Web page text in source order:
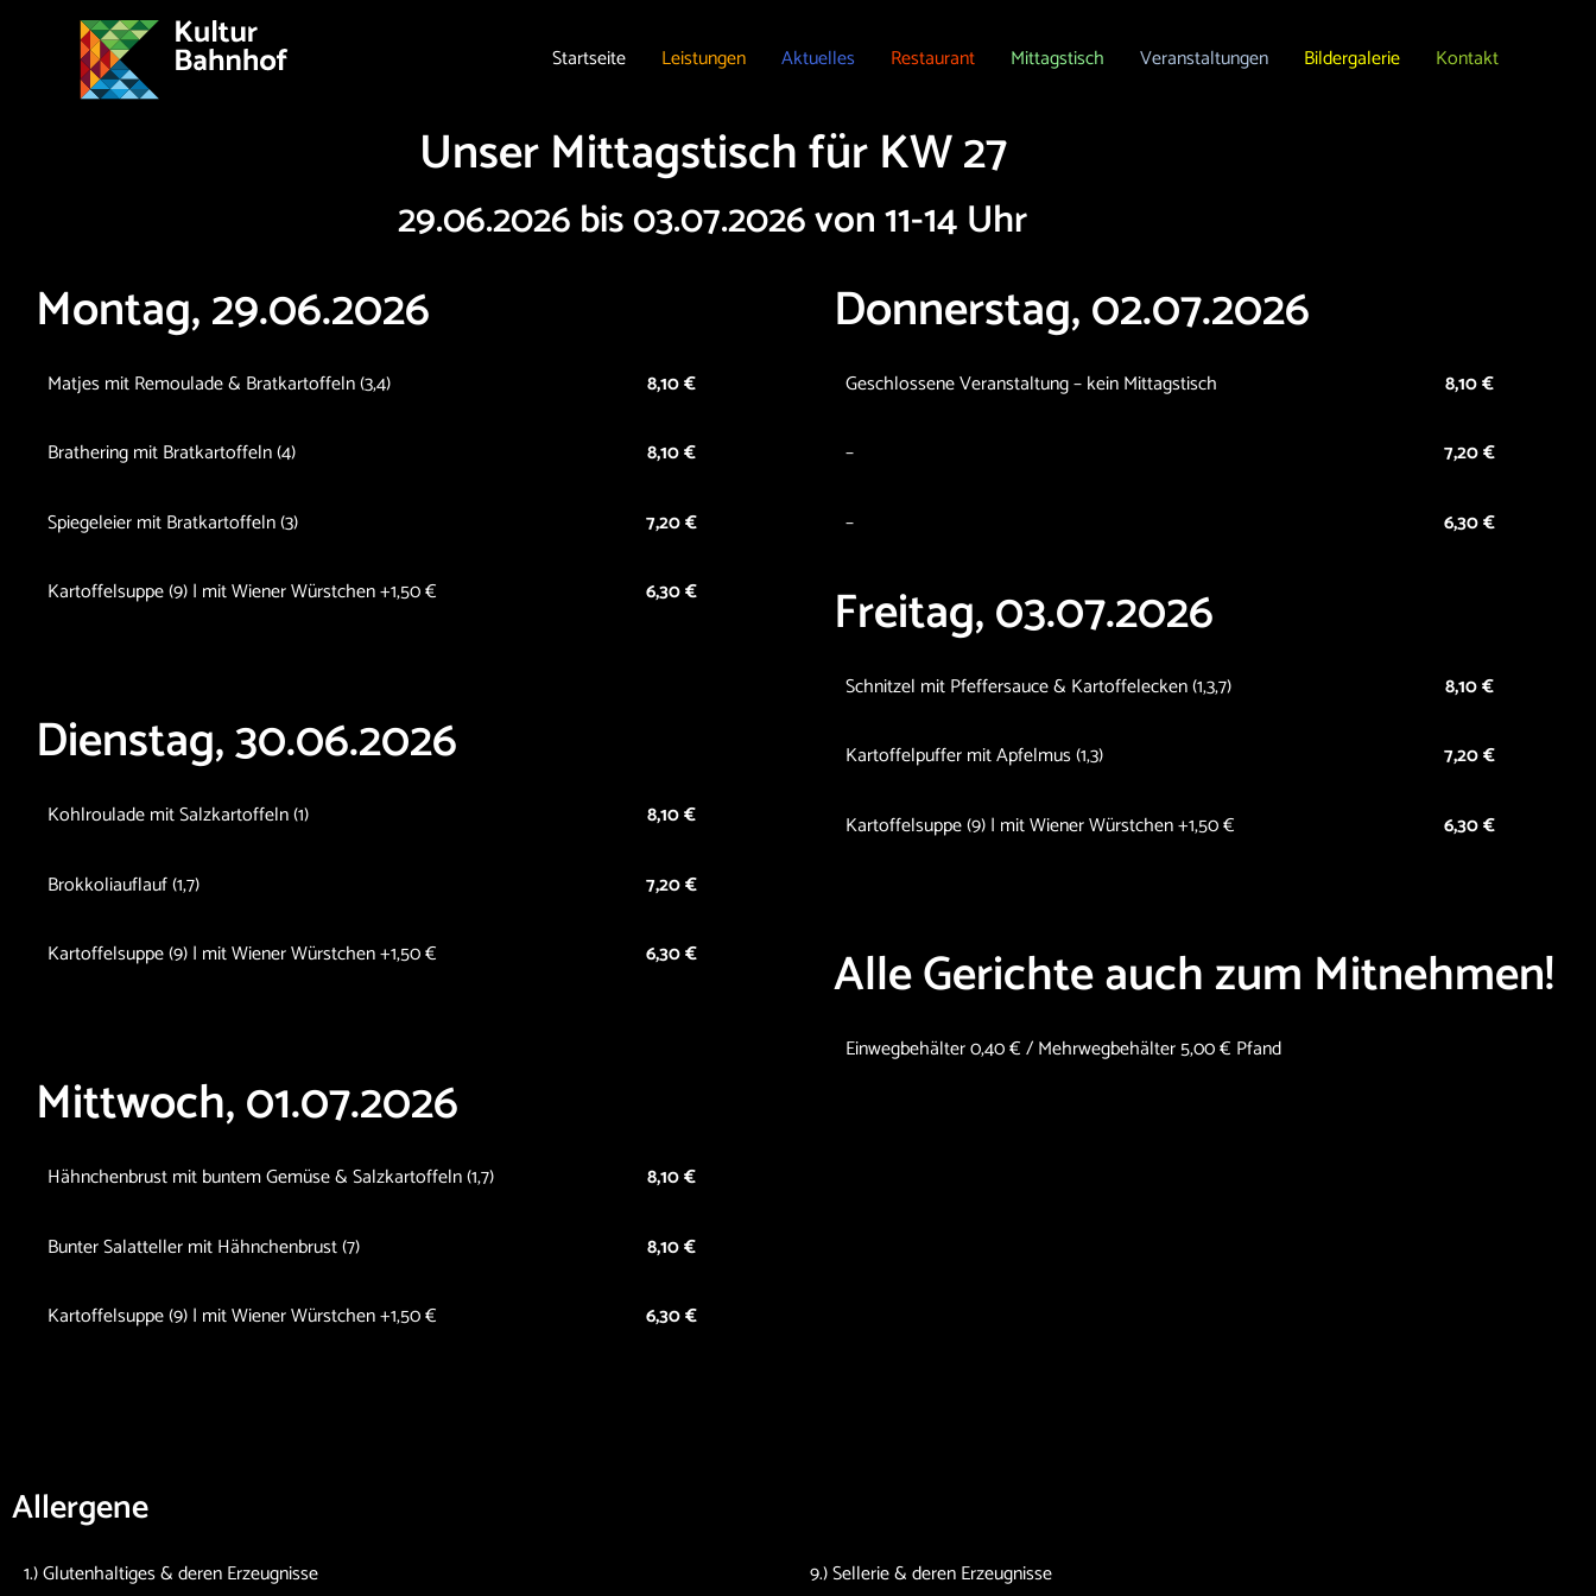
Startseite Leistungen Aktuelles Restaurant Mittagstisch Veranstaltungen Bildergalerie Kontakt
Unser Mittagstisch für KW 27
29.06.2026 bis 03.07.2026 von 11-14 Uhr
Montag, 29.06.2026
Matjes mit Remoulade & Bratkartoffeln (3,4) 8,10 €
Brathering mit Bratkartoffeln (4) 8,10 €
Spiegeleier mit Bratkartoffeln (3) 7,20€
Kartoffelsuppe (9) | mit Wiener Würstchen +1,50 € 6,30 €
Dienstag, 30.06.2026
Kohlroulade mit Salzkartoffeln (1) 8,10 €
Brokkoliauflauf (1,7) 7,20 €
Kartoffelsuppe (9) | mit Wiener Würstchen +1,50 € 6,30 €
Mittwoch, 01.07.2026
Hähnchenbrust mit buntem Gemüse & Salzkartoffeln (1,7) 8,10 €
Bunter Salatteller mit Hähnchenbrust (7) 8,10 €
Kartoffelsuppe (9) | mit Wiener Würstchen +1,50 € 6,30 €
Donnerstag, 02.07.2026
Geschlossene Veranstaltung – kein Mittagstisch 8,10€
– 7,20€
– 6,30 €
Freitag, 03.07.2026
Schnitzel mit Pfeffersauce & Kartoffelecken (1,3,7) 8,10 €
Kartoffelpuffer mit Apfelmus (1,3) 7,20 €
Kartoffelsuppe (9) | mit Wiener Würstchen +1,50 € 6,30 €
Alle Gerichte auch zum Mitnehmen!
Einwegbehälter 0,40 € / Mehrwegbehälter 5,00 € Pfand
Allergene
1.) Glutenhaltiges & deren Erzeugnisse 9.) Sellerie & deren Erzeugnisse